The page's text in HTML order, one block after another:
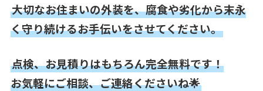
大切なお住まいの外装を、腐食や劣化から末永
く守り続けるお手伝いをさせてください。
点検、お見積りはもちろん完全無料です！
お気軽にご相談、ご連絡くださいね🌟